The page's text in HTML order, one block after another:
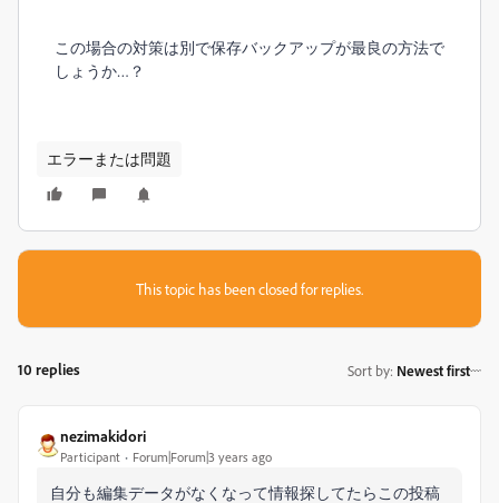
この場合の対策は別で保存バックアップが最良の方法で
しょうか…？
エラーまたは問題
This topic has been closed for replies.
10 replies Sort by: Newest first
nezimakidori
Participant Forum|Forum|3 years ago
自分も編集データがなくなって情報探してたらこの投稿